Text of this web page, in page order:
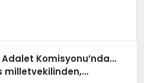
Komisyonu’nda…
milletvekilinden,